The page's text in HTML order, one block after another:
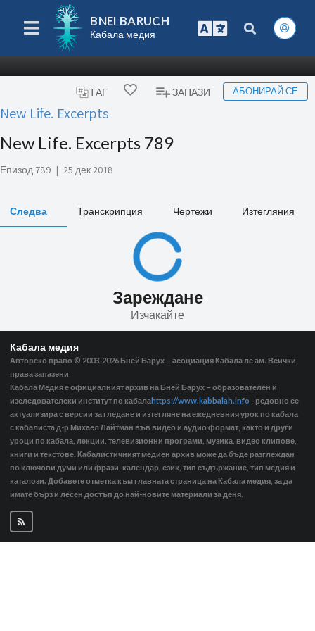
BNEI BARUCH
Кабала медия
ТАГ ЗАПАЗИ АБОНИРАЙ СЕ
New Life. Excerpts
New Life. Excerpts 789
Епизод 789 | 25 дек 2018
Следва Транскрипция Чертежи Изтегляния
Зареждане
Изчакайте
Кабала медия
Авторско право © 2003-2026 Бней Барух – асоциация Кабала ле ам. Всички
права запазени
Кабала Медия е официалният архив на Бней Барух – образователен и
изследователски институт по кабалаhttps://www.kabbalah.info - редовно се
актуализира с версии за гледане и изтегляне на ежедневния урок по кабала
с кабалиста д-р Михаел Лайтман във видео и аудио формат, както и други
уроци по кабала, лекции, телевизионни програми, музика, видео клипове,
книги и текстове. Кабалистичният медиен архив може да бъде разглеждан
по ключови думи или фрази, календар, език, тип съдържание, тип медия и
каталози. Добавете отметка към главната страница на Кабала медия, за да
имате бърз и лесен достъп до най-новите материали за деня.